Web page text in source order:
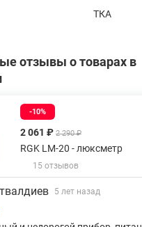
и предоставляет
специалистов об
данного изделия вы
через сайт – с помощью
чатом с
ТКА
отзывы о товарах в
-10%
2 061 ₽ 2 290 ₽
RGK LM-20 - люксметр
15 отзывов
5 лет назад